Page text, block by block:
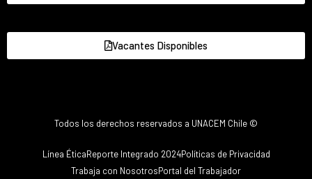
Vacantes Disponibles
Todos los derechos reservados a UNACEM Chile ©
Línea ÉticaReporte Integrado 2024Políticas de Privacidad
Trabaja con NosotrosPortal del Trabajador